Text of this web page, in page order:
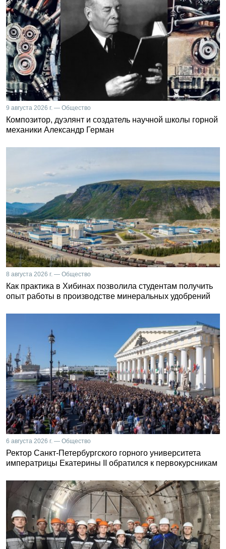
9 августа 2026 г. — Общество
Композитор, дуэлянт и создатель научной школы горной
механики Александр Герман
8 августа 2026 г. — Общество
Как практика в Хибинах позволила студентам получить
опыт работы в производстве минеральных удобрений
6 августа 2026 г. — Общество
Ректор Санкт-Петербургского горного университета
императрицы Екатерины II обратился к первокурсникам